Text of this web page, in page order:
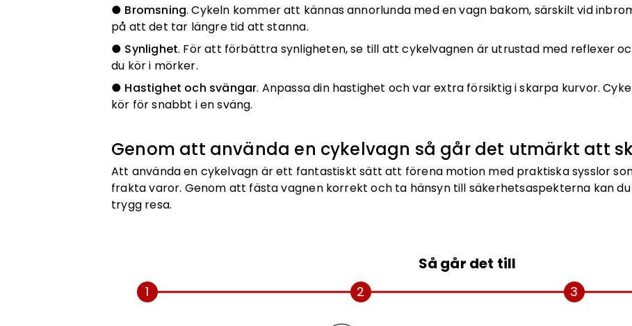
● Bromsning. Cykeln kommer att kännas annorlunda med en vagn bakom, särskilt vid
på att det tar längre tid att stanna.
● Synlighet. För att förbättra synligheten, se till att cykelvagnen är utrustad med reflexer
du kör i mörker.
● Hastighet och svängar. Anpassa din hastighet och var extra försiktig i skarpa kurvor.
kör för snabbt i en sväng.
Genom att använda en cykelvagn så går det utmärkt att
Att använda en cykelvagn är ett fantastiskt sätt att förena motion med praktiska sysslor
frakta varor. Genom att fästa vagnen korrekt och ta hänsyn till säkerhetsaspekterna kan
trygg resa.
Så går det till
1 2 3